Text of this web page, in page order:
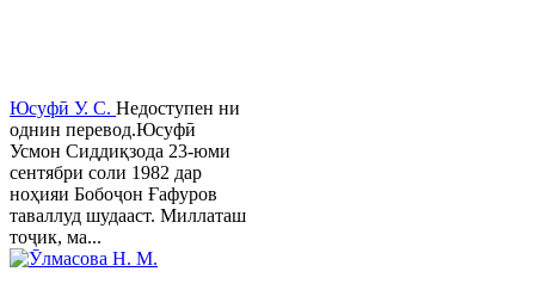
Юсуфӣ У. C. Недоступен ни
однин перевод.Юсуфӣ
Усмон Сиддиқзода 23-юми
сентябри соли 1982 дар
ноҳияи Бобоҷон Ғафуров
таваллуд шудааст. Миллаташ
тоҷик, ма...